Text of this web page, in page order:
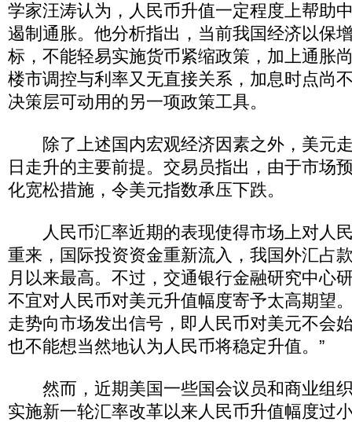
学家汪涛认为，人民币升值一定程度上帮助
遏制通胀。他分析指出，当前我国经济以保
标，不能轻易实施货币紧缩政策，加上通胀
楼市调控与利率又无直接关系，加息时点尚
决策层可动用的另一项政策工具。
除了上述国内宏观经济因素之外，美元
日走升的主要前提。交易员指出，由于市场
化宽松措施，令美元指数承压下跌。
人民币汇率近期的表现使得市场上对人
重来，国际投资资金重新流入，我国外汇占
月以来最高。不过，交通银行金融研究中心
不宜对人民币对美元升值幅度寄予太高期望
走势向市场发出信号，即人民币对美元不会
也不能想当然地认为人民币将稳定升值。”
然而，近期美国一些国会议员和商业组
实施新一轮汇率改革以来人民币升值幅度过